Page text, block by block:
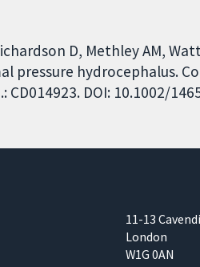
D, Methley AM,
pressure hydrocephalus.
CD014923. DOI: 10.1002/
11-13
London
W1G 0AN